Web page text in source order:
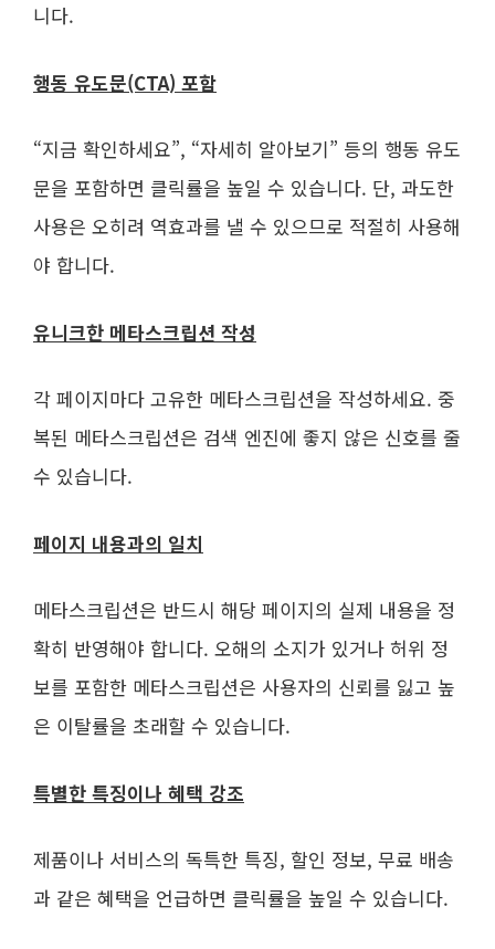
니다.
행동 유도문(CTA) 포함
“지금 확인하세요”, “자세히 알아보기” 등의 행동 유도
문을 포함하면 클릭률을 높일 수 있습니다. 단, 과도한
사용은 오히려 역효과를 낼 수 있으므로 적절히 사용해
야 합니다.
유니크한 메타스크립션 작성
각 페이지마다 고유한 메타스크립션을 작성하세요. 중
복된 메타스크립션은 검색 엔진에 좋지 않은 신호를 줄
수 있습니다.
페이지 내용과의 일치
메타스크립션은 반드시 해당 페이지의 실제 내용을 정
확히 반영해야 합니다. 오해의 소지가 있거나 허위 정
보를 포함한 메타스크립션은 사용자의 신뢰를 잃고 높
은 이탈률을 초래할 수 있습니다.
특별한 특징이나 혜택 강조
제품이나 서비스의 독특한 특징, 할인 정보, 무료 배송
과 같은 혜택을 언급하면 클릭률을 높일 수 있습니다.